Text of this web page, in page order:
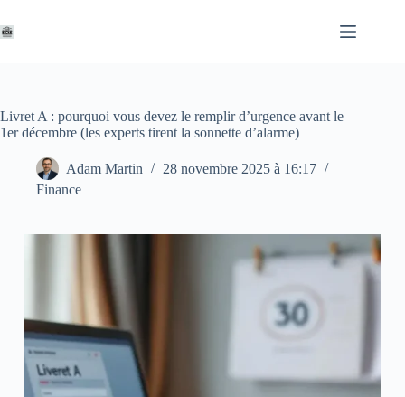
au
contenu
Livret A : pourquoi vous devez le remplir d’urgence avant le
1er décembre (les experts tirent la sonnette d’alarme)
Adam Martin
28 novembre 2025 à 16:17
Finance